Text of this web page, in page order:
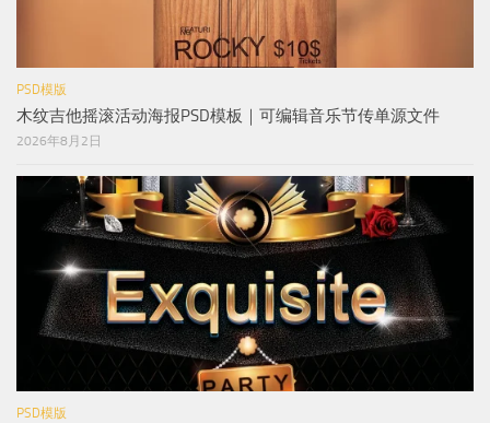
PSD模版
木纹吉他摇滚活动海报PSD模板｜可编辑音乐节传单源文件
2026年8月2日
PSD模版